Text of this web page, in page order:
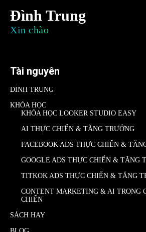
Đình Trung
Xin chào
Tài nguyên
ĐÌNH TRUNG
KHÓA HỌC
KHÓA HỌC LOOKER STUDIO EASY
AI THỰC CHIẾN & TĂNG TRƯỞNG
FACEBOOK ADS THỰC CHIẾN &
GOOGLE ADS THỰC CHIẾN & TĂNG
TITKOK ADS THỰC CHIẾN & TĂNG
CONTENT MARKETING & AI TRONG
CHIẾN
SÁCH HAY